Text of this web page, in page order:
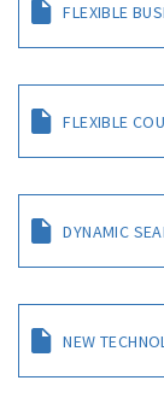
FLEXIBLE
FLEXIBLE
DYNAMIC
NEW